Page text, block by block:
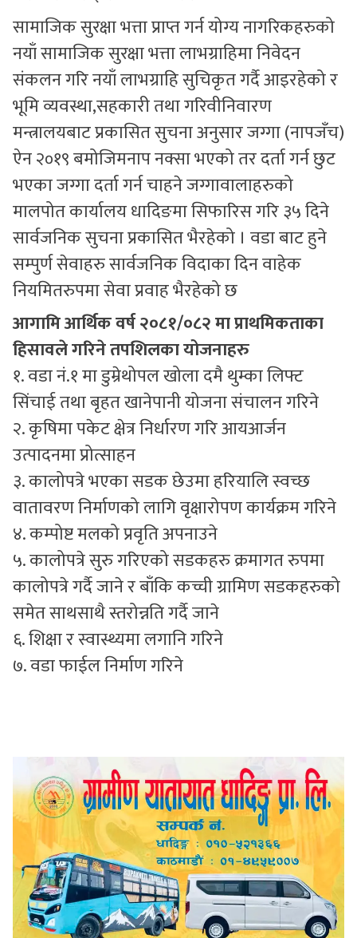
सामाजिक सुरक्षा भत्ता प्राप्त गर्न योग्य नागरिकहरुको
नयाँ सामाजिक सुरक्षा भत्ता लाभग्राहिमा निवेदन
संकलन गरि नयाँ लाभग्राहि सुचिकृत गर्दै आइरहेको र
भूमि व्यवस्था,सहकारी तथा गरिवीनिवारण
मन्त्रालयबाट प्रकासित सुचना अनुसार जग्गा (नापजँच)
ऐन २०१९ बमोजिमनाप नक्सा भएको तर दर्ता गर्न छुट
भएका जग्गा दर्ता गर्न चाहने जग्गावालाहरुको
मालपोत कार्यालय धादिङमा सिफारिस गरि ३५ दिने
सार्वजनिक सुचना प्रकासित भैरहेको । वडा बाट हुने
सम्पुर्ण सेवाहरु सार्वजनिक विदाका दिन वाहेक
नियमितरुपमा सेवा प्रवाह भैरहेको छ
आगामि आर्थिक वर्ष २०८१/०८२ मा प्राथमिकताका
हिसावले गरिने तपशिलका योजनाहरु
१. वडा नं.१ मा डुम्रेथोपल खोला दमै थुम्का लिफ्ट
सिंचाई तथा बृहत खानेपानी योजना संचालन गरिने
२. कृषिमा पकेट क्षेत्र निर्धारण गरि आयआर्जन
उत्पादनमा प्रोत्साहन
३. कालोपत्रे भएका सडक छेउमा हरियालि स्वच्छ
वातावरण निर्माणको लागि वृक्षारोपण कार्यक्रम गरिने
४. कम्पोष्ट मलको प्रवृति अपनाउने
५. कालोपत्रे सुरु गरिएको सडकहरु क्रमागत रुपमा
कालोपत्रे गर्दै जाने र बाँकि कच्ची ग्रामिण सडकहरुको
समेत साथसाथै स्तरोन्नति गर्दै जाने
६. शिक्षा र स्वास्थ्यमा लगानि गरिने
७. वडा फाईल निर्माण गरिने